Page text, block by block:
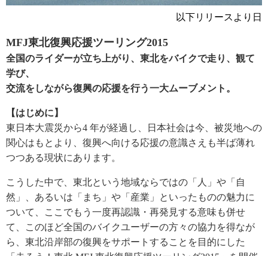
以下リリースより日
MFJ東北復興応援ツーリング2015
全国のライダーが立ち上がり、東北をバイクで走り、観て
学び、
交流をしながら復興の応援を行う一大ムーブメント。
【はじめに】
東日本大震災から4 年が経過し、日本社会は今、被災地への
関心はもとより、復興へ向ける応援の意識さえも半ば薄れ
つつある現状にあります。
こうした中で、東北という地域ならではの「人」や「自
然」、あるいは「まち」や「産業」といったものの魅力に
ついて、ここでもう一度再認識・再発見する意味も併せ
て、このほど全国のバイクユーザーの方々の協力を得なが
ら、東北沿岸部の復興をサポートすることを目的にした